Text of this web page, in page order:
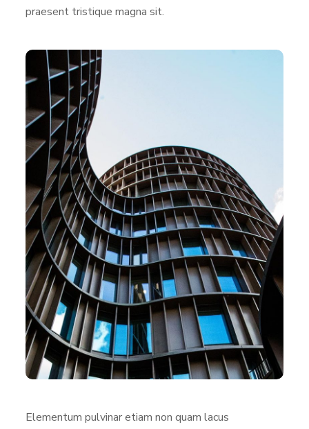
praesent tristique magna sit.
Elementum pulvinar etiam non quam lacus